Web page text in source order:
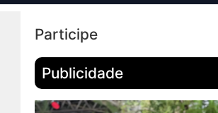
Participe
Publicidade